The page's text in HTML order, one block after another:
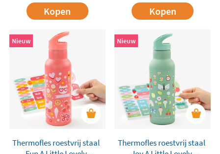
Kopen
Kopen
Nieuw
Thermofles roestvrij staal
Nieuw
Thermofles roestvrij staal